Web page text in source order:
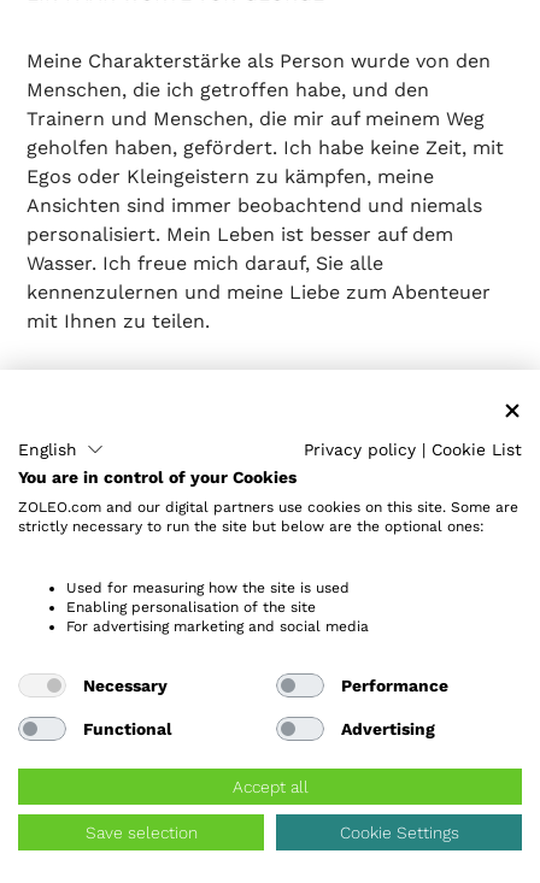
Meine Charakterstärke als Person wurde von den
Menschen, die ich getroffen habe, und den
Trainern und Menschen, die mir auf meinem Weg
geholfen haben, gefördert. Ich habe keine Zeit, mit
Egos oder Kleingeistern zu kämpfen, meine
Ansichten sind immer beobachtend und niemals
personalisiert. Mein Leben ist besser auf dem
Wasser. Ich freue mich darauf, Sie alle
kennenzulernen und meine Liebe zum Abenteuer
mit Ihnen zu teilen.
HILFECENTER
LIMITED LIFETIME DEVICE WARRANTY
Bleiben Sie in Verbindung. Erhalten Sie
Sonderangebote.
English Privacy policy | Cookie List
You are in control of your Cookies
ZOLEO.com and our digital partners use cookies on this site. Some are
strictly necessary to run the site but below are the optional ones:
Used for measuring how the site is used
Enabling personalisation of the site
For advertising marketing and social media
Necessary Performance
Functional Advertising
Accept all
Save selection Cookie Settings